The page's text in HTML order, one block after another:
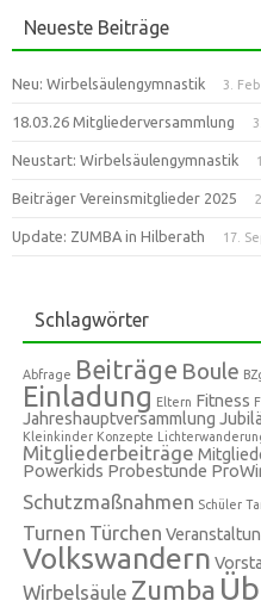
Neueste Beiträge
Neu: Wirbelsäulengymnastik 3.
18.03.26 Mitgliederversammlung
Neustart: Wirbelsäulengymnastik
Beiträger Vereinsmitglieder 2025
Update: ZUMBA in Hilberath 17.
Schlagwörter
Abfrage Beiträge Boule
Einladung Eltern Fitness
Jahreshauptversammlung
Kleinkinder Konzepte
Mitgliederbeiträge
Powerkids Probestunde
Schutzmaßnahmen Schüler
Turnen Türchen
Volkswandern
Wirbelsäule Zumba